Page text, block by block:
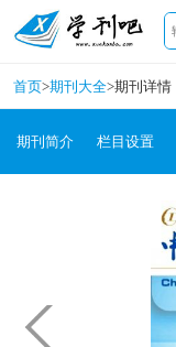
首页>期刊大全>期刊详情
期刊简介 栏目设置